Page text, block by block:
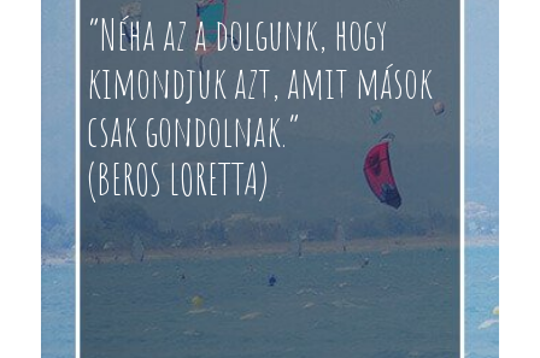
“Néha az a dolgunk, hogy
kimondjuk azt, amit mások
csak gondolnak.”
(BEROS LORETTA)